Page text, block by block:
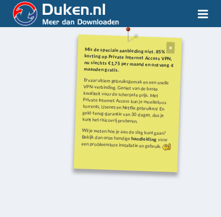
Mis de speciale aanbieding niet. 85%
korting op Private Internet Access VPN,
nu slechts €1,75 per maand en ontvang 4
maanden gratis.
Ervaar ultiem gebruiksgemak en een snelle
VPN-verbinding. Geniet van de beste
kwaliteit voor de scherpste prijs. Met
Private Internet Access kun je moeiteloos
torrents, Usenet en Netflix gebruiken! En
geld-terug-garantie van 30 dagen, dus je
kunt het risicovrij proberen.
Wil je weten hoe je aan de slag kunt gaan?
Bekijk dan onze handigehandleiding voor
een probleemloze installatie en gebruik.